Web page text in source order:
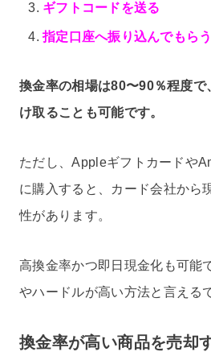
ギフトコードを送る
指定口座へ振り込んでもらう
換金率の相場は80〜90％程度
け取ることも可能です。
ただし、Appleギフトカードや
に購入すると、カード会社から
性があります。
高換金率かつ即日現金化も可能
やハードルが高い方法と言える
換金率が高い商品を売却